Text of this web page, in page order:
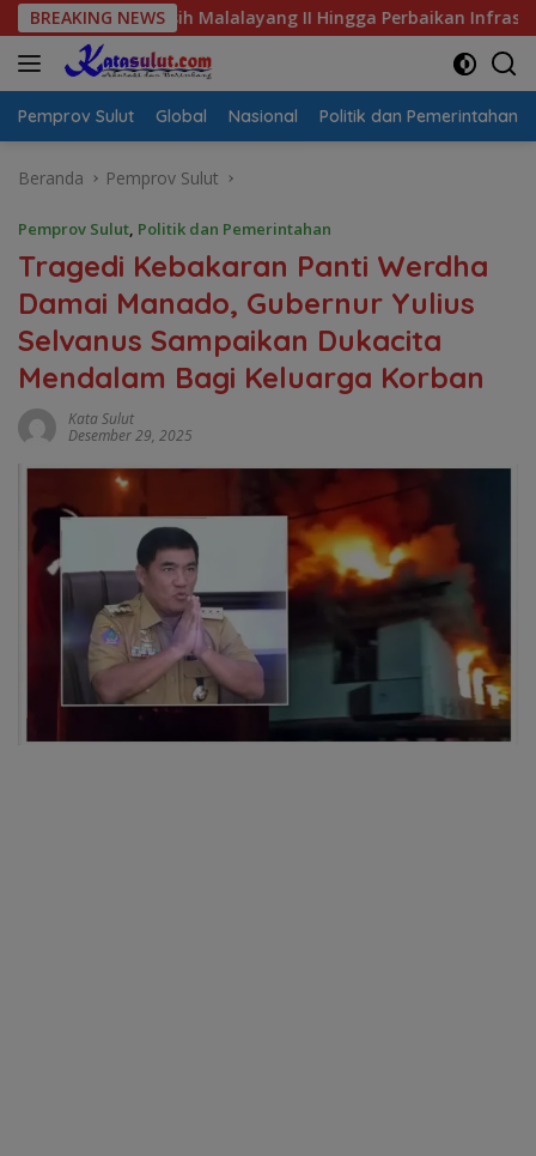
Langsung
ke
konten
BREAKING NEWS
Bersih Malalayang II Hingga Perbaikan Infrastruktur
Pemprov Sulut Global Nasional Politik dan Pemerintahan
Beranda Pemprov Sulut
Pemprov Sulut, Politik dan Pemerintahan
Tragedi Kebakaran Panti Werdha
Damai Manado, Gubernur Yulius
Selvanus Sampaikan Dukacita
Mendalam Bagi Keluarga Korban
Kata Sulut
Desember 29, 2025